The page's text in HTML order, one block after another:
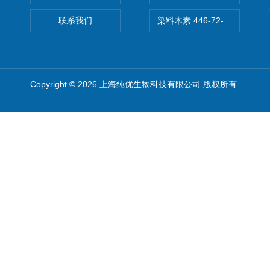
联系我们 染料木素 446-72-0
Copyright © 2026 上海纯优生物科技有限公司 版权所有